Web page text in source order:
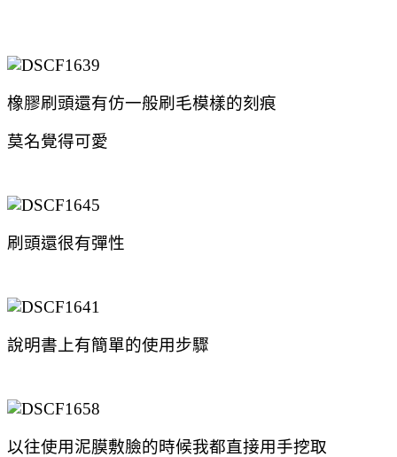
橡膠刷頭還有仿一般刷毛模樣的刻痕
莫名覺得可愛
刷頭還很有彈性
說明書上有簡單的使用步驟
以往使用泥膜敷臉的時候我都直接用手挖取